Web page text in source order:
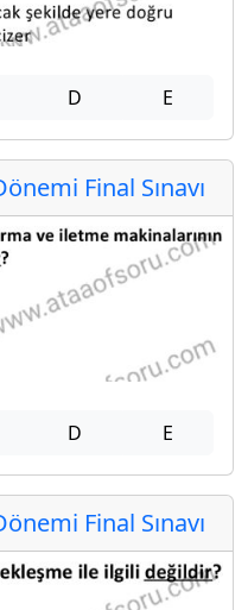
D E
Final Sınavı
D E
Final Sınavı